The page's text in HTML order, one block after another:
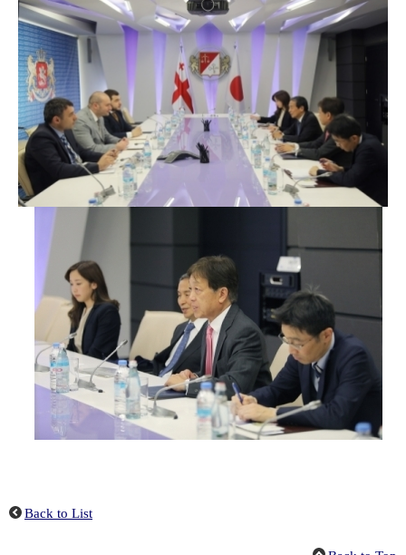
Back to List